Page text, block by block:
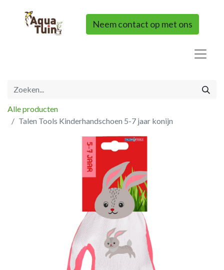
Neem contact op met ons
Alle producten
Talen Tools Kinderhandschoen 5-7 jaar konijn